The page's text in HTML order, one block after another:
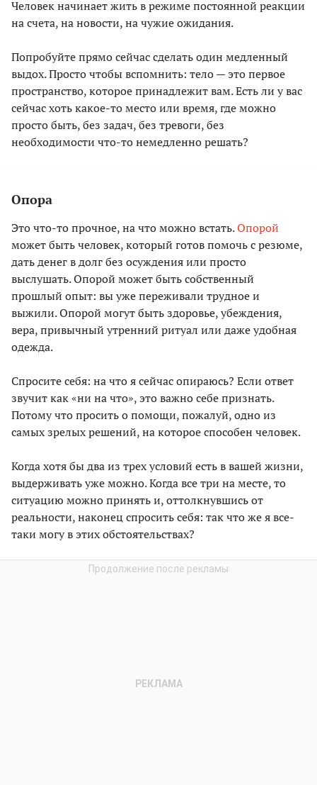
Человек начинает жить в режиме постоянной реакции
на счета, на новости, на чужие ожидания.
Попробуйте прямо сейчас сделать один медленный
выдох. Просто чтобы вспомнить: тело — это первое
пространство, которое принадлежит вам. Есть ли у вас
сейчас хоть какое-то место или время, где можно
просто быть, без задач, без тревоги, без
необходимости что-то немедленно решать?
Опора
Это что-то прочное, на что можно встать.Опорой
может быть человек, который готов помочь с резюме,
дать денег в долг без осуждения или просто
выслушать. Опорой может быть собственный
прошлый опыт: вы уже переживали трудное и
выжили. Опорой могут быть здоровье, убеждения,
вера, привычный утренний ритуал или даже удобная
одежда.
Спросите себя: на что я сейчас опираюсь? Если ответ
звучит как «ни на что», это важно себе признать.
Потому что просить о помощи, пожалуй, одно из
самых зрелых решений, на которое способен человек.
Когда хотя бы два из трех условий есть в вашей жизни,
выдерживать уже можно. Когда все три на месте, то
ситуацию можно принять и, оттолкнувшись от
реальности, наконец спросить себя: так что же я все-
таки могу в этих обстоятельствах?